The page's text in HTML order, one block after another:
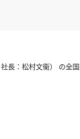
長：松村文衞） の全